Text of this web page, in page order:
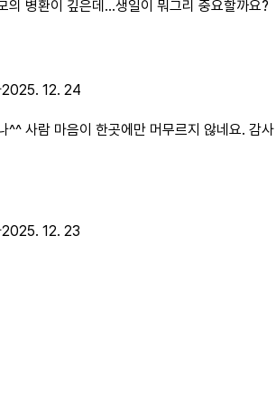
의 병환이 깊은데...생일이 뭐그리 중요할까요?
2025. 12. 24
^^ 사람 마음이 한곳에만 머무르지 않네요. 감사
2025. 12. 23